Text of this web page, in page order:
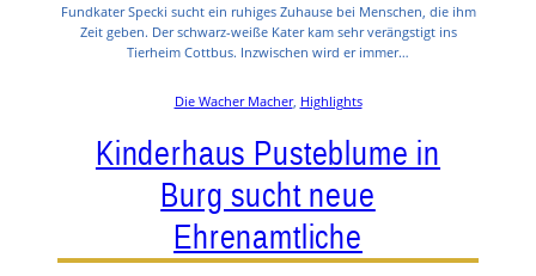
Fundkater Specki sucht ein ruhiges Zuhause bei Menschen, die ihm
Zeit geben. Der schwarz-weiße Kater kam sehr verängstigt ins
Tierheim Cottbus. Inzwischen wird er immer…
Die Wacher Macher, Highlights
Kinderhaus Pusteblume in
Burg sucht neue
Ehrenamtliche